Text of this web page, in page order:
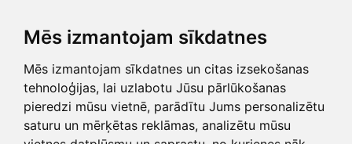
Mēs izmantojam sīkdatnes
Mēs izmantojam sīkdatnes un citas izsekošanas
tehnoloģijas, lai uzlabotu Jūsu pārlūkošanas
pieredzi mūsu vietnē, parādītu Jums personalizētu
saturu un mērķētas reklāmas, analizētu mūsu